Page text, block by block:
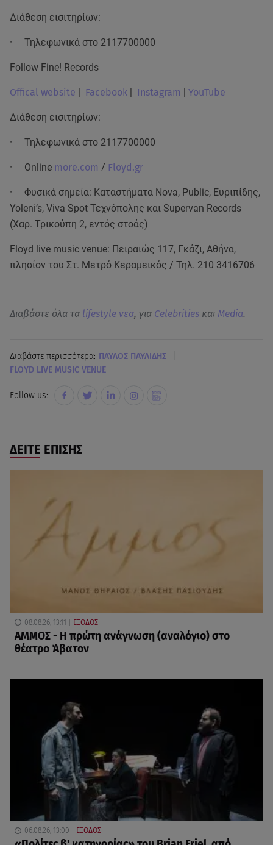
Διάθεση εισιτηρίων:
· Τηλεφωνικά στο 2117700000
Follow Fine! Records
Offical website | Facebook | Instagram | YouTube
Διάθεση εισιτηρίων:
· Τηλεφωνικά στο 2117700000
· Online more.com / Floyd.gr
· Φυσικά σημεία: Καταστήματα Νova, Public, Ευριπίδης,
Yoleni’s, Viva Spot Τεχνόπολης και Supervan Records
(Χαρ. Τρικούπη 2, εντός στοάς)
Floyd live music venue: Πειραιώς 117, Γκάζι, Αθήνα,
πλησίον του Στ. Μετρό Κεραμεικός / Τηλ. 210 3416706
Διαβάστε όλα τα lifestyle νεα, για Celebrities και Media.
Διαβάστε περισσότερα: ΠΑΥΛΟΣ ΠΑΥΛΙΔΗΣ
FLOYD LIVE MUSIC VENUE
Follow us:
ΔΕΙΤΕ ΕΠΙΣΗΣ
08.08.26, 13:11 ΕΞΟΔΟΣ
ΑΜΜΟΣ - Η πρώτη ανάγνωση (αναλόγιο) στο
θέατρο Άβατον
06.08.26, 13:00 ΕΞΟΔΟΣ